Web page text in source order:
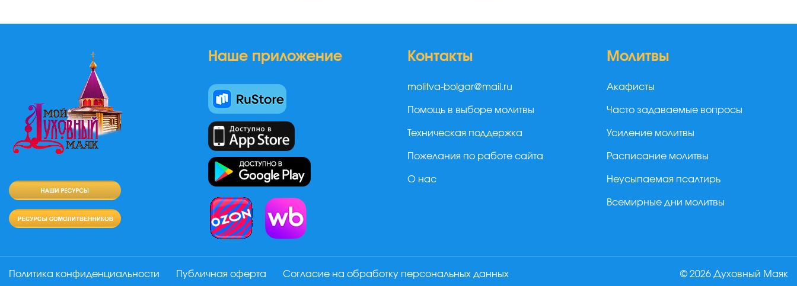
Наше приложение Контакты
molitva-bolgar@mail.ru
Помощь в выборе молитвы
Техническая поддержка
Пожелания по работе сайта
О нас
Молитвы
Акафисты
Часто задаваемые вопросы
Усиление молитвы
Расписание молитвы
Неусыпаемая псалтирь
Всемирные дни молитвы
Политика конфиденциальности Публичная оферта Согласие на обработку персональных данных © 2026 Духовный Маяк